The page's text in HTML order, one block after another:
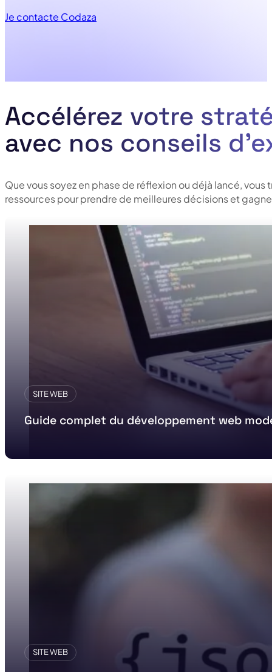
Je contacte Codaza
Accélérez votre
avec nos conseils
Que vous soyez en phase de réflexion ou déjà lancé, vous
ressources pour prendre de meilleures décisions et
SITE WEB
Guide complet du développement web
SITE WEB